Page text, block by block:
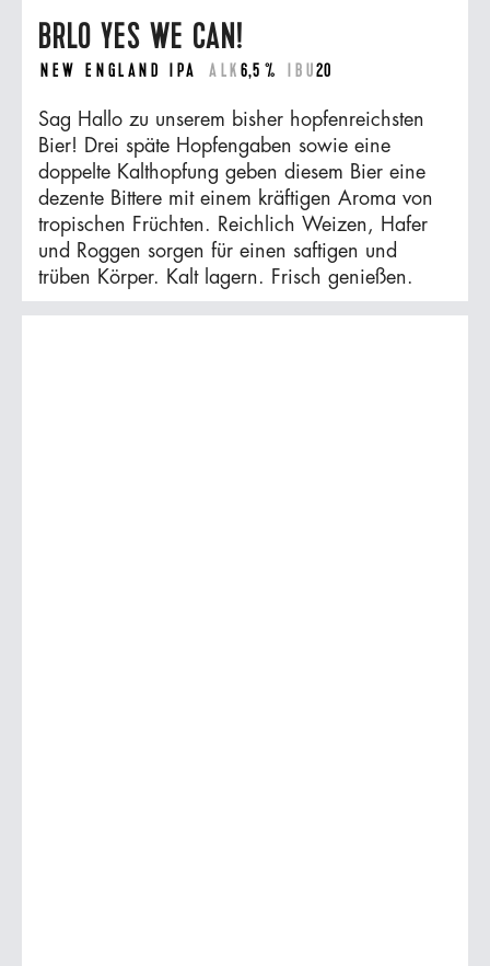
BRLO YES WE CAN!
NEW ENGLAND IPA ALK6,5 % IBU20
Sag Hallo zu unserem bisher hopfenreichsten
Bier! Drei späte Hopfengaben sowie eine
doppelte Kalthopfung geben diesem Bier eine
dezente Bittere mit einem kräftigen Aroma von
tropischen Früchten. Reichlich Weizen, Hafer
und Roggen sorgen für einen saftigen und
trüben Körper. Kalt lagern. Frisch genießen.